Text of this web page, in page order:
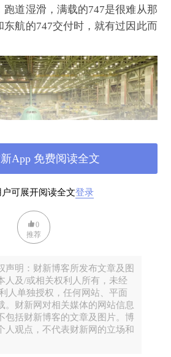
跑道湿滑，满载的747是很难从那
东航的747交付时，就有过因此而
可展开阅读全文登录
App 免费阅读全文
0
推荐
明：财新博客所发布文章及图
人及/或相关权利人所有，未经
人单独授权，任何网站、平面
。财新网对相关媒体的网站信息
包括财新博客的文章及图片。博
人观点，不代表财新网的立场和